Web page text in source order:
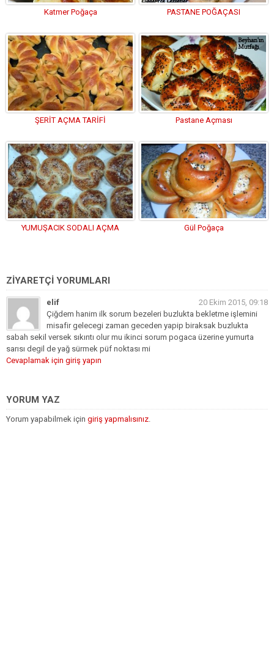
Katmer Poğaça PASTANE POĞAÇASI
ŞERİT AÇMA TARİFİ Pastane Açması
YUMUŞACIK SODALI AÇMA Gül Poğaça
ZİYARETÇİ YORUMLARI
elif
20 Ekim 2015, 09:18
Çiğdem hanim ilk sorum bezeleri buzlukta bekletme işlemini
misafir gelecegi zaman geceden yapip biraksak buzlukta
sabah sekil versek sıkıntı olur mu ikinci sorum pogaca üzerine yumurta
sarısı degil de yağ sürmek püf noktası mi
Cevaplamak için giriş yapın
YORUM YAZ
Yorum yapabilmek için giriş yapmalısınız.